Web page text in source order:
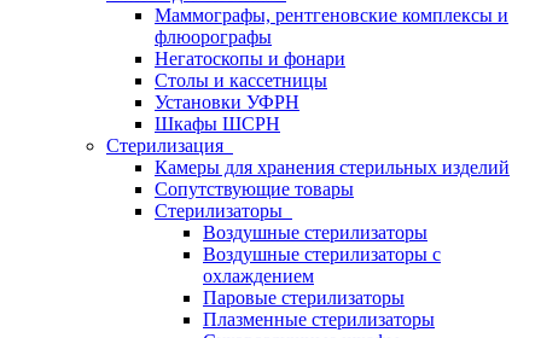
Маммографы, рентгеновские комплексы и
флюорографы
Негатоскопы и фонари
Столы и кассетницы
Установки УФРН
Шкафы ШСРН
Стерилизация
Камеры для хранения стерильных изделий
Сопутствующие товары
Стерилизаторы
Воздушные стерилизаторы
Воздушные стерилизаторы с
охлаждением
Паровые стерилизаторы
Плазменные стерилизаторы